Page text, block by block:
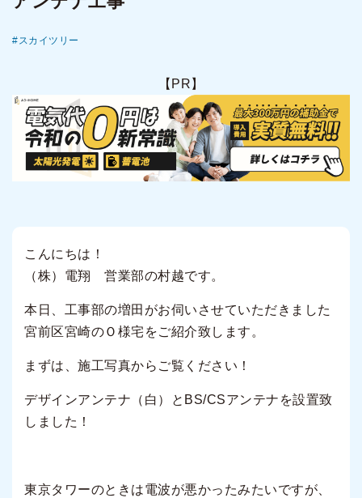
スカイツリー
【PR】
こんにちは！
（株）電翔 営業部の村越です。
本日、工事部の増田がお伺いさせていただきました
宮前区宮崎のＯ様宅をご紹介致します。
まずは、施工写真からご覧ください！
デザインアンテナ（白）とBS/CSアンテナを設置致
しました！
東京タワーのときは電波が悪かったみたいですが、